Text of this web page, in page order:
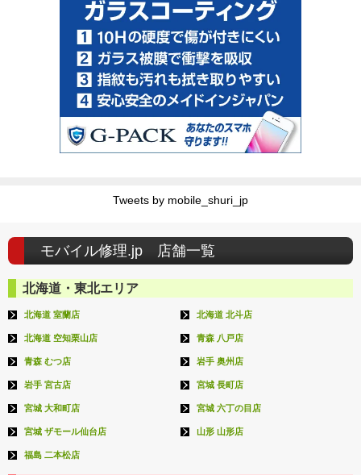
Tweets by mobile_shuri_jp
モバイル修理.jp 店舗一覧
北海道・東北エリア
北海道 室蘭店 北海道 北斗店
北海道 空知栗山店 青森 八戸店
青森 むつ店 岩手 奥州店
岩手 宮古店 宮城 長町店
宮城 大和町店 宮城 六丁の目店
宮城 ザモール仙台店 山形 山形店
福島 二本松店